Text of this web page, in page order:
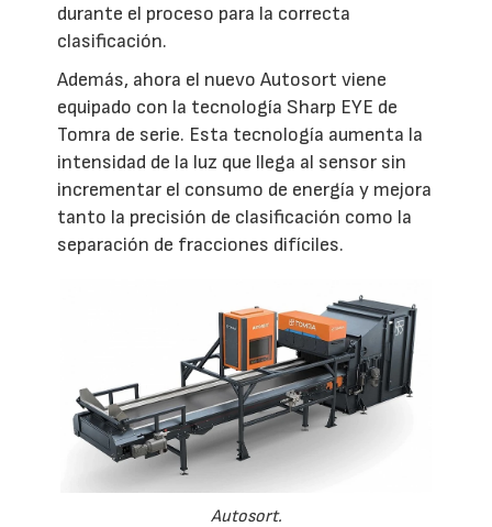
durante el proceso para la correcta
clasificación.
Además, ahora el nuevo Autosort viene
equipado con la tecnología Sharp EYE de
Tomra de serie. Esta tecnología aumenta la
intensidad de la luz que llega al sensor sin
incrementar el consumo de energía y mejora
tanto la precisión de clasificación como la
separación de fracciones difíciles.
Autosort.